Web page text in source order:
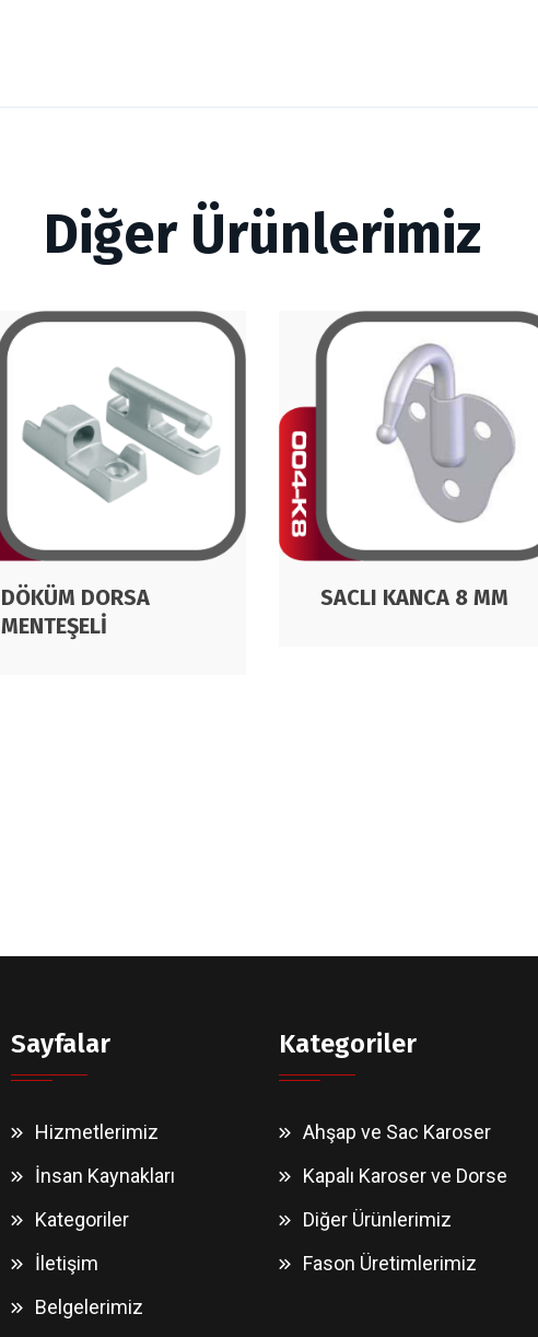
Diğer Ürünlerimiz
DÖKÜM DORSA
MENTEŞELİ
SACLI KANCA 8 MM
Sayfalar
Hizmetlerimiz
İnsan Kaynakları
Kategoriler
İletişim
Belgelerimiz
Kategoriler
Ahşap ve Sac Karoser
Kapalı Karoser ve Dorse
Diğer Ürünlerimiz
Fason Üretimlerimiz